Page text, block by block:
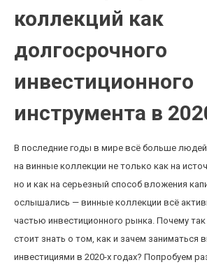
коллекций как
долгосрочного
инвестиционного
инструмента в
В последние годы в мире всё больше
на винные коллекции не только как на
но и как на серьезный способ вложения
ослышались — винные коллекции всё
частью инвестиционного рынка. Почему
стоит знать о том, как и зачем заниматься
инвестициями в 2020-х годах? Попробуем